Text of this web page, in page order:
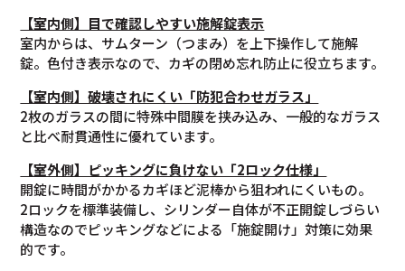
【室内側】目で確認しやすい施解錠表示
室内からは、サムターン（つまみ）を上下操作して施解
錠。色付き表示なので、カギの閉め忘れ防止に役立ちます。
【室内側】破壊されにくい「防犯合わせガラス」
2枚のガラスの間に特殊中間膜を挟み込み、一般的なガラス
と比べ耐貫通性に優れています。
【室外側】ピッキングに負けない「2ロック仕様」
開錠に時間がかかるカギほど泥棒から狙われにくいもの。
2ロックを標準装備し、シリンダー自体が不正開錠しづらい
構造なのでピッキングなどによる「施錠開け」対策に効果
的です。